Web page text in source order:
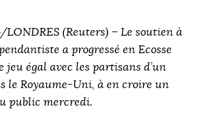
(Reuters) – Le soutien à
a progressé en Ecosse
jeu égal avec les partisans d’un
le Royaume-Uni, à en croire un
public mercredi.